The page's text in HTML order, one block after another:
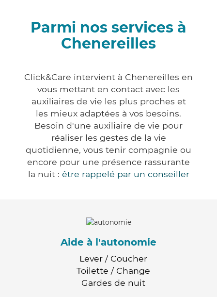
Parmi nos services à
Chenereilles
Click&Care intervient à Chenereilles en
vous mettant en contact avec les
auxiliaires de vie les plus proches et
les mieux adaptées à vos besoins.
Besoin d'une auxiliaire de vie pour
réaliser les gestes de la vie
quotidienne, vous tenir compagnie ou
encore pour une présence rassurante
la nuit : être rappelé par un conseiller
Aide à l'autonomie
Lever / Coucher
Toilette / Change
Gardes de nuit